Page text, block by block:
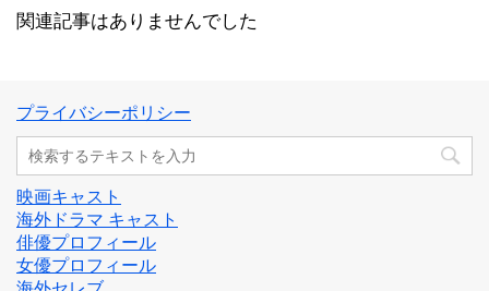
関連記事はありませんでした
プライバシーポリシー
映画キャスト
海外ドラマ キャスト
俳優プロフィール
女優プロフィール